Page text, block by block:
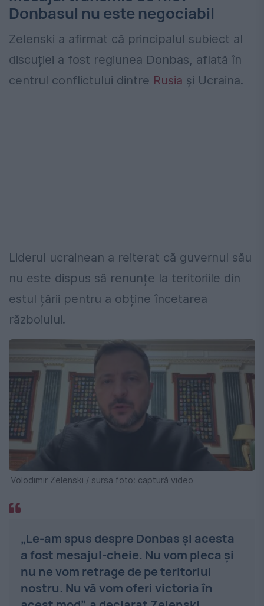
Donbasul nu este negociabil
Zelenski a afirmat că principalul subiect al
discuției a fost regiunea Donbas, aflată în
centrul conflictului dintre Rusia și Ucraina.
Liderul ucrainean a reiterat că guvernul său
nu este dispus să renunțe la teritoriile din
estul țării pentru a obține încetarea
războiului.
Volodimir Zelenski / sursa foto: captură video
„Le-am spus despre Donbas și acesta
a fost mesajul-cheie. Nu vom pleca și
nu ne vom retrage de pe teritoriul
nostru. Nu vă vom oferi victoria în